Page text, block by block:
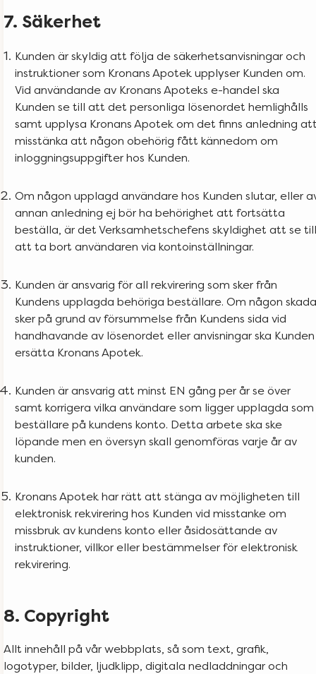
7. Säkerhet
Kunden är skyldig att följa de säkerhetsanvisningar och
instruktioner som Kronans Apotek upplyser Kunden om.
Vid användande av Kronans Apoteks e-handel ska
Kunden se till att det personliga lösenordet hemlighålls
samt upplysa Kronans Apotek om det finns anledning
misstänka att någon obehörig fått kännedom om
inloggningsuppgifter hos Kunden.
Om någon upplagd användare hos Kunden slutar, eller
annan anledning ej bör ha behörighet att fortsätta
beställa, är det Verksamhetschefens skyldighet att se till
att ta bort användaren via kontoinställningar.
Kunden är ansvarig för all rekvirering som sker från
Kundens upplagda behöriga beställare. Om någon skada
sker på grund av försummelse från Kundens sida vid
handhavande av lösenordet eller anvisningar ska Kunden
ersätta Kronans Apotek.
Kunden är ansvarig att minst EN gång per år se över
samt korrigera vilka användare som ligger upplagda som
beställare på kundens konto. Detta arbete ska ske
löpande men en översyn skall genomföras varje år av
kunden.
Kronans Apotek har rätt att stänga av möjligheten till
elektronisk rekvirering hos Kunden vid misstanke om
missbruk av kundens konto eller åsidosättande av
instruktioner, villkor eller bestämmelser för elektronisk
rekvirering.
8. Copyright
Allt innehåll på vår webbplats, så som text, grafik,
logotyper, bilder, ljudklipp, digitala nedladdningar och